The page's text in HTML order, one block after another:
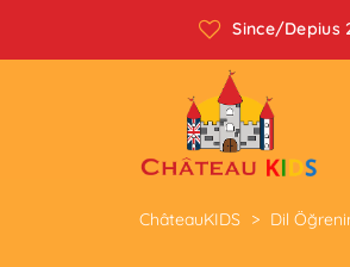
Since/Depius
ChâteauKIDS > Dil